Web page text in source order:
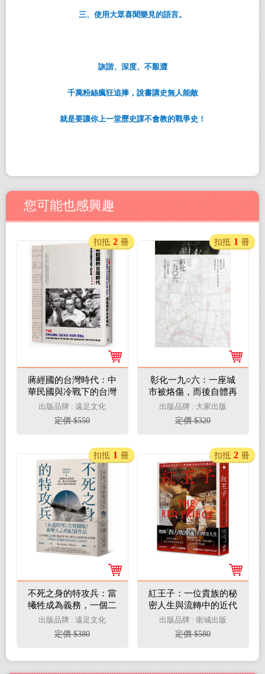
三、使用大眾喜聞樂見的語言。
詼諧、深度、不艱澀
千萬粉絲瘋狂追捧，說書講史無人能敵
就是要讓你上一堂歷史課不會教的戰爭史！
您可能也感興趣
蔣經國的台灣時代：中
華民國與冷戰下的台灣
出版品牌 : 遠足文化
定價 $550
扣抵 2 冊
彰化一九○六：一座城
市被烙傷，而後自體再
生的故事
出版品牌 : 大家出版
定價 $320
扣抵 1 冊
不死之身的特攻兵：當
犧牲成為義務，一個二
戰日本特攻隊員抗命生
還的真實紀錄
出版品牌 : 遠足文化
定價 $380
扣抵 1 冊
紅王子：一位貴族的秘
密人生與流轉中的近代
歐洲認同
出版品牌 : 衛城出版
定價 $580
扣抵 2 冊